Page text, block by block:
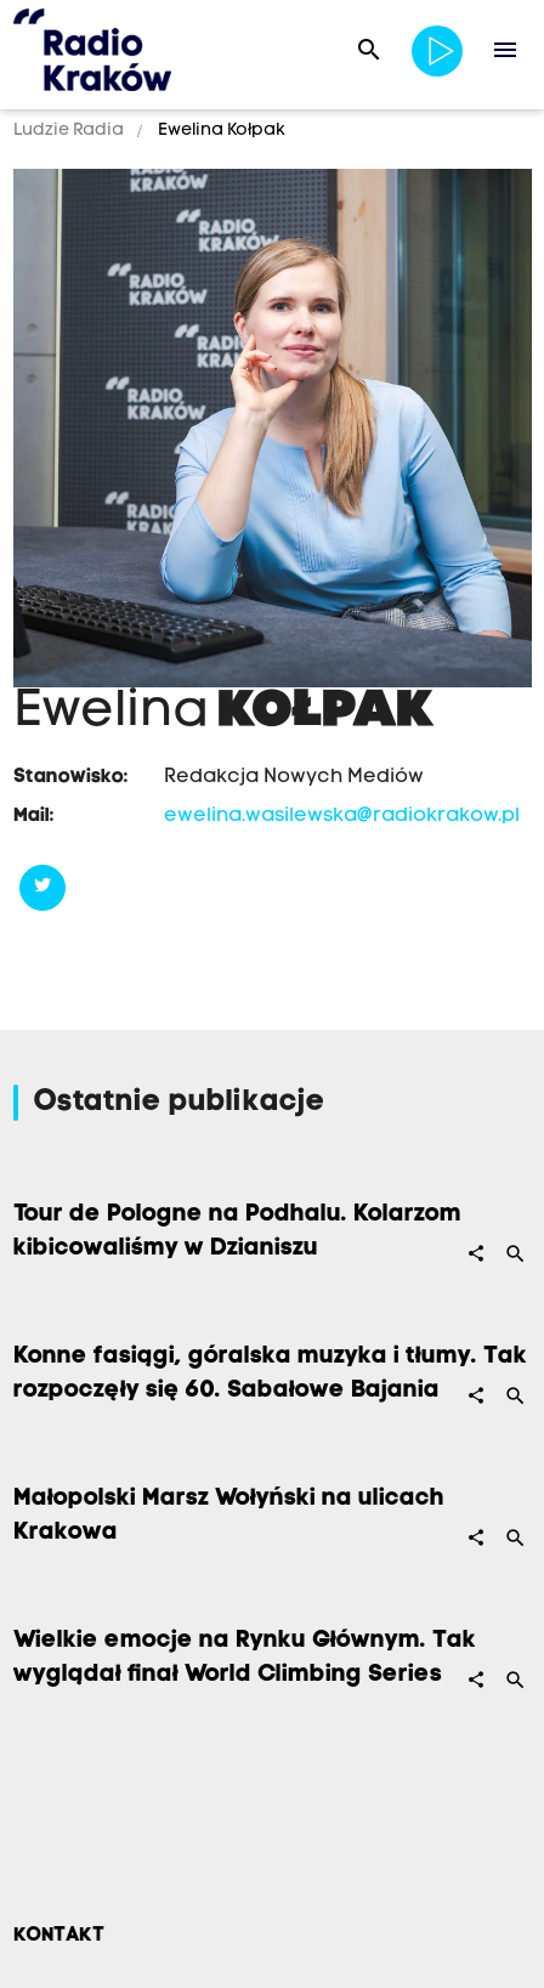
search menu
Ludzie Radia Ewelina Kołpak
EwelinaKOŁPAK
Stanowisko:
Redakcja Nowych Mediów
Mail:
ewelina.wasilewska@radiokrakow.pl
Ostatnie publikacje
Tour de Pologne na Podhalu. Kolarzom
kibicowaliśmy w Dzianiszu
share search
Konne fasiągi, góralska muzyka i tłumy. Tak
rozpoczęły się 60. Sabałowe Bajania
share search
Małopolski Marsz Wołyński na ulicach
Krakowa
share search
Wielkie emocje na Rynku Głównym. Tak
wyglądał finał World Climbing Series
share search
KONTAKT